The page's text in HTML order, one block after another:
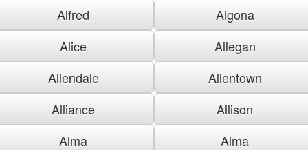
Alfred
Algona
Alice
Allegan
Allendale
Allentown
Alliance
Allison
Alma
Alma